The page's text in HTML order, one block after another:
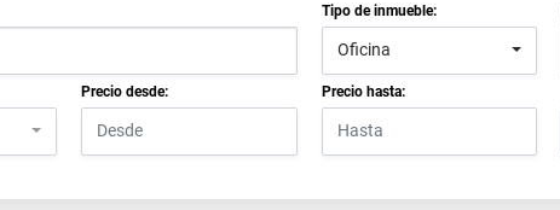
Tipo de inmueble:
Oficina
Precio desde: Precio hasta: